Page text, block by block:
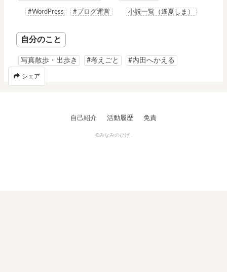
#WordPress #ブログ運営 小説一覧（遙夏しま）
自分のこと
写真散歩・出歩き #考えごと #内田へかえる
自己紹介 活動履歴 免責
©みなみのひげ .
シェア